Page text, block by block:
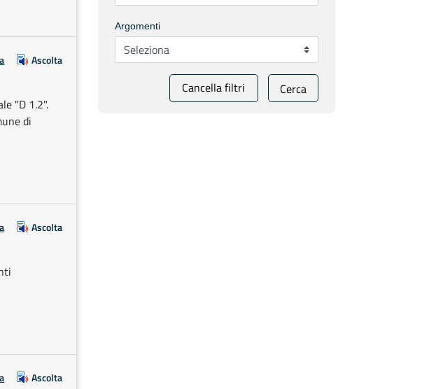
Ascolta
"D 1.2".
di
Ascolta
Ascolta
Argomenti
Cancella filtri Cerca